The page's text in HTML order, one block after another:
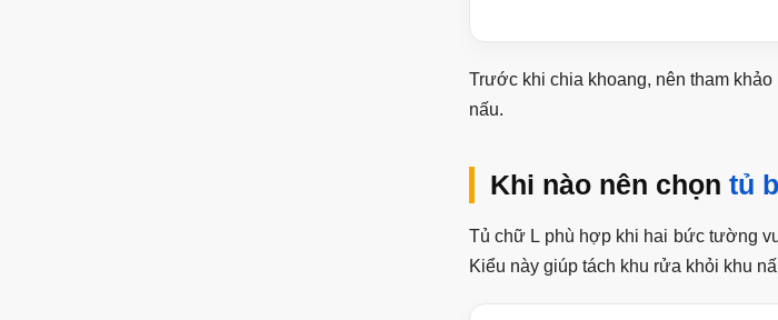
Trước khi chia khoang, nên tham khảo
nấu.
Khi nào nên chọn tủ
Tủ chữ L phù hợp khi hai bức tường
Kiểu này giúp tách khu rửa khỏi khu